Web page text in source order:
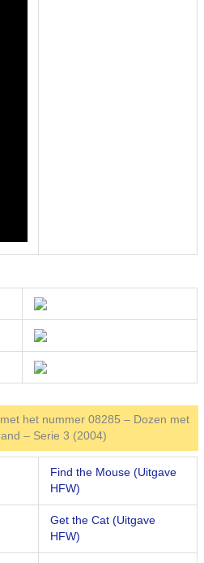
het nummer 08285 – Dozen met
– Serie 3 (2004)
Find the Mouse (Uitgave
HFW)
Get the Cat (Uitgave
HFW)